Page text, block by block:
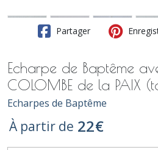
Partager
Echarpe de Baptême
COLOMBE de la PAIX
Echarpes de Baptême
À partir de 22€